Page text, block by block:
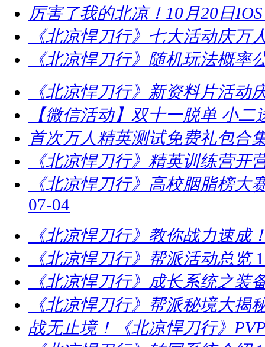
厉害了我的北凉！10月20日
《北凉悍刀行》七大活动庆万
《北凉悍刀行》随机玩法概率
《北凉悍刀行》新资料片活动
【微信活动】双十一脱单 小二
首次万人精英测试免费礼包合
《北凉悍刀行》精英训练营开
《北凉悍刀行》高校胭脂榜大
07-04
《北凉悍刀行》教你战力速成
《北凉悍刀行》帮派活动总览
《北凉悍刀行》成长系统之装
《北凉悍刀行》帮派秘境大揭
战无止境！《北凉悍刀行》